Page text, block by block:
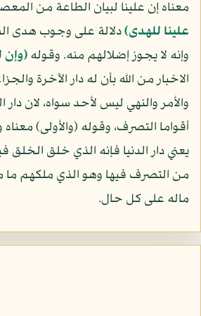
معناه إن علينا لبيان الطاعة من
علينا للهدى)دلالة على وجوب هدى
وإنه لا يجوز إضلالهم منه. وقوله(وإن
الاخبار من الله بأن له دار الآخرة
والأمر والنهي ليس لأحد سواه، لان دار
أقواما التصرف، وقوله (والأولى) معناه
يعني دار الدنيا فإنه الذي خلق الخلق
من التصرف فيها وهو الذي ملكهم ما
ماله على كل حال.